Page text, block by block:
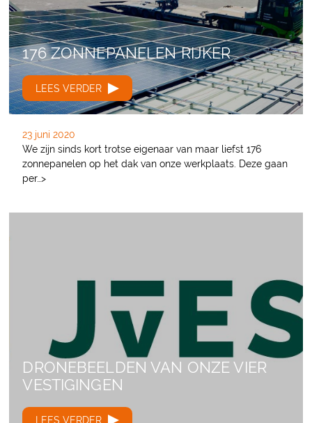
176 ZONNEPANELEN RIJKER
LEES VERDER
23 juni 2020
We zijn sinds kort trotse eigenaar van maar liefst 176
zonnepanelen op het dak van onze werkplaats. Deze gaan
per…>
DRONEBEELDEN VAN ONZE VIER
VESTIGINGEN
LEES VERDER